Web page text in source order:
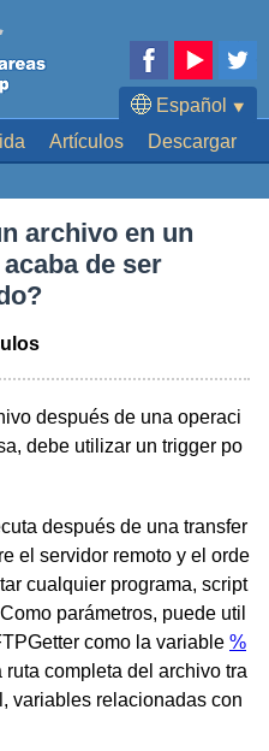
Español ⯆
English
Artículos
Descargar
archivo en un
de ser
después de una operaci
debe utilizar un trigger po
después de una transfer
el servidor remoto y el orde
cualquier programa, script
parámetros, puede util
como la variable %
ruta completa del archivo tra
variables relacionadas con